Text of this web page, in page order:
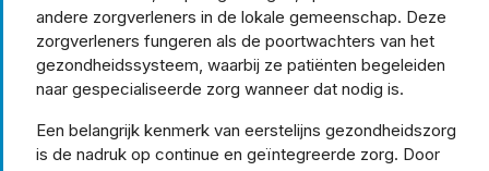
andere zorgverleners in de lokale gemeenschap. Deze
zorgverleners fungeren als de poortwachters van het
gezondheidssysteem, waarbij ze patiënten begeleiden
naar gespecialiseerde zorg wanneer dat nodig is.
Een belangrijk kenmerk van eerstelijns gezondheidszorg
is de nadruk op continue en geïntegreerde zorg. Door